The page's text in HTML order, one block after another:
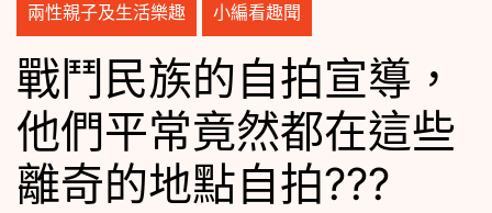
兩性親子及生活樂趣 小編看趣聞
戰鬥民族的自拍宣導，
他們平常竟然都在這些
離奇的地點自拍???